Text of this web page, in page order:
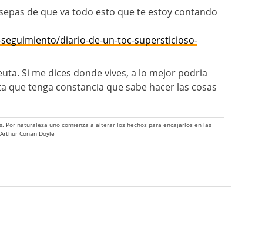
de que va todo esto que te estoy contando
diario-de-un-toc-supersticioso-
Si me dices donde vives, a lo mejor podria
tenga constancia que sabe hacer las cosas
Por naturaleza uno comienza a alterar los hechos para encajarlos en las
Conan Doyle